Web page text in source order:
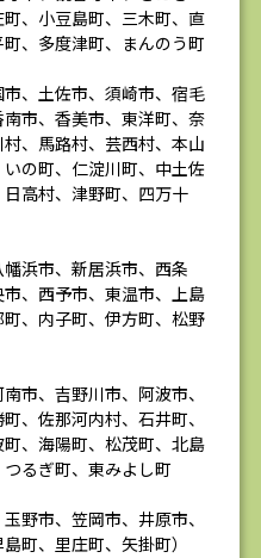
、小豆島町、三木町、直
、多度津町、まんのう町
、土佐市、須崎市、宿毛
市、香美市、東洋町、奈
、馬路村、芸西村、本山
の町、仁淀川町、中土佐
高村、津野町、四万十
浜市、新居浜市、西条
、西予市、東温市、上島
、内子町、伊方町、松野
市、吉野川市、阿波市、
、佐那河内村、石井町、
、海陽町、松茂町、北島
るぎ町、東みよし町
野市、笠岡市、井原市、
町、里庄町、矢掛町）